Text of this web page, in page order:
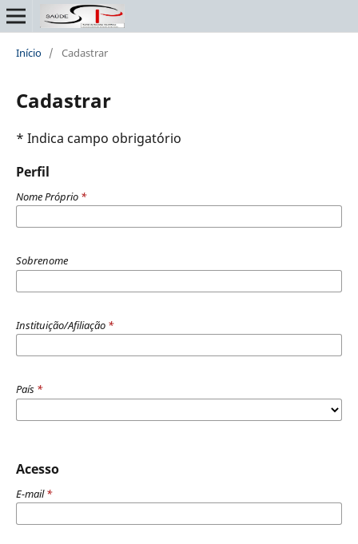
Início / Cadastrar
Cadastrar
* Indica campo obrigatório
Perfil
Nome Próprio *
Sobrenome
Instituição/Afiliação *
País *
Acesso
E-mail*